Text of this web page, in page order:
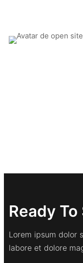
Ready
Lorem ipsum dolor
labore et dolore